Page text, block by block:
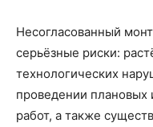
Несогласованный
серьёзные риски:
технологических
проведении плановых
работ, а также